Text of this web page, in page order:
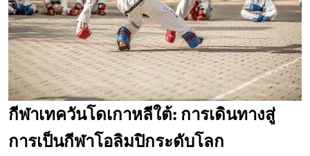
กีฬาเทควันโดเกาหลีใต้: การเดินทางสู่
การเป็นกีฬาโอลิมปิกระดับโลก